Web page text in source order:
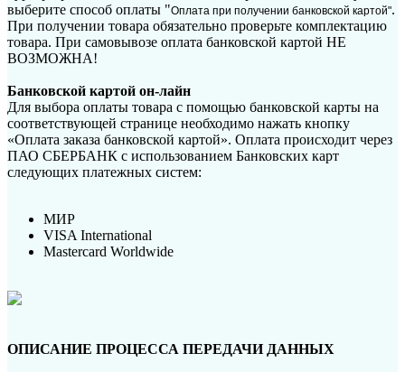
выберите способ оплаты "Оплата при получении банковской картой".
При получении товара обязательно проверьте комплектацию
товара. При самовывозе оплата банковской картой НЕ
ВОЗМОЖНА!
Банковской картой он-лайн
Для выбора оплаты товара с помощью банковской карты на
соответствующей странице необходимо нажать кнопку
«Оплата заказа банковской картой». Оплата происходит через
ПАО СБЕРБАНК с использованием Банковских карт
следующих платежных систем:
МИР
VISA International
Mastercard Worldwide
ОПИСАНИЕ ПРОЦЕССА ПЕРЕДАЧИ ДАННЫХ